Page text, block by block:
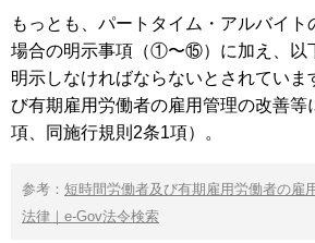
もっとも、パートタイム・アルバイ
場合の明示事項（①〜⑮）に加え、以
明示しなければならないとされていま
び有期雇用労働者の雇用管理の改善等
項、同施行規則2条1項）。
参考： 短時間労働者及び有期雇用労働者の雇
法律｜e-Gov法令検索